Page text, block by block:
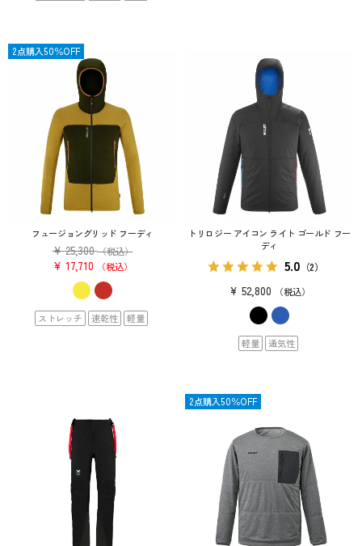
フュージョングリッド フーディ
¥ 25,300 （税込）
¥ 17,710 税込
OUTLET
ストレッチ 速乾性 軽量
2点購入50％OFF
トリロジー アイコン ライト ゴールド フー
ディ
5.0 （2）
¥ 52,800 税込
軽量 通気性
OUTLET
2点購入50％OFF